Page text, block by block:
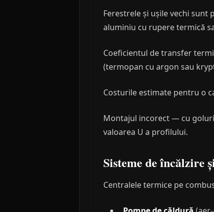
Ferestrele și ușile vechi sunt
aluminiu cu rupere termică
Coeficientul de transfer
(termopan cu argon sau
Costurile estimate pentru o
Montajul incorect — cu
valoarea U a profilului.
Sisteme de încălzire
Centralele termice pe